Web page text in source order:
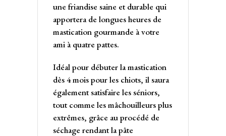
une friandise saine et durable qui
apportera de longues heures de
mastication gourmande à votre
ami à quatre pattes.
Idéal pour débuter la mastication
dès 4 mois pour les chiots, il saura
également satisfaire les séniors,
tout comme les mâchouilleurs plus
extrêmes, grâce au procédé de
séchage rendant la pâte